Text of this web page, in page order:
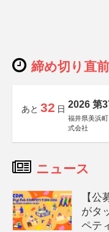
締め切り直
あと 32 日 2026 第
福井県美浜
式会社
ニュース
【
がタ
ペテ